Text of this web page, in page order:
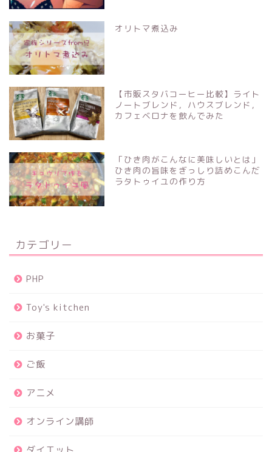
オリトマ煮込み
【市販スタバコーヒー比較】ライト
ノートブレンド，ハウスブレンド，
カフェベロナを飲んでみた
「ひき肉がこんなに美味しいとは」
ひき肉の旨味をぎっしり詰めこんだ
ラタトゥイユの作り方
カテゴリー
PHP
Toy's kitchen
お菓子
ご飯
アニメ
オンライン講師